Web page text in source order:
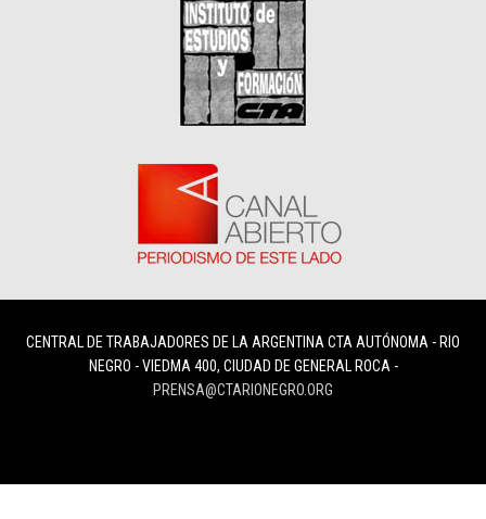
CENTRAL DE TRABAJADORES DE LA ARGENTINA CTA AUTÓNOMA - RIO
NEGRO - VIEDMA 400, CIUDAD DE GENERAL ROCA -
PRENSA@CTARIONEGRO.ORG